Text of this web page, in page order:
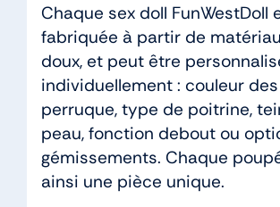
Chaque sex doll FunWestDoll
fabriquée à partir de
doux, et peut être
individuellement : couleur des
perruque, type de poitrine,
peau, fonction debout ou
gémissements. Chaque
ainsi une pièce unique.